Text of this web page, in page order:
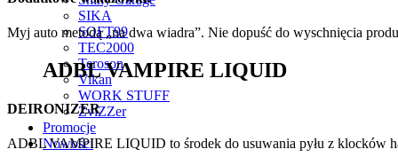
SIKA
SOFT99
TEC2000
Teroson
Vikan
WORK STUFF
ZviZZer
Promocje
Nowości
Myj auto metodą „na dwa wiadra”. Nie dopuść do wyschnięcia
ADBL VAMPIRE LIQUID
DEIRONIZER
ADBL VAMPIRE LIQUID to środek do usuwania pyłu z klocków